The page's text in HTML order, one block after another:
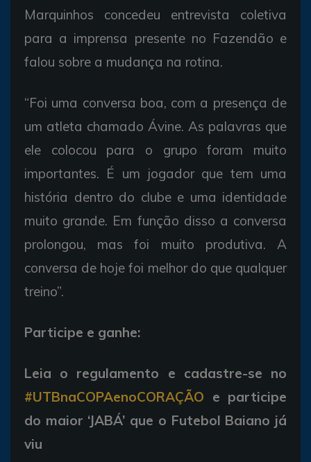
Marquinhos concedeu entrevista coletiva
para a imprensa presente no Fazendão e
falou sobre a mudança na rotina.
“Foi uma conversa boa, com a presença de
um atleta chamado Ávine. As palavras que
ele colocou para o grupo foram muito
importantes. É um jogador que tem uma
história dentro do clube e uma identidade
muito grande. Em função disso a conversa
prolongou, mas foi muito produtiva. A
conversa de hoje foi melhor do que qualquer
treino”.
Participe e ganhe:
Leia o regulamento e cadastre-se no
#UTBnaCOPAenoCORAÇÃO e participe
do maior ‘JABÁ’ que o Futebol Baiano já
viu